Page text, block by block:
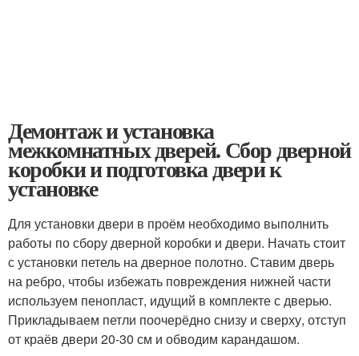
Демонтаж и установка
межкомнатных дверей. Сбор дверной
коробки и подготовка двери к
установке
Для установки двери в проём необходимо выполнить
работы по сбору дверной коробки и двери. Начать стоит
с установки петель на дверное полотно. Ставим дверь
на ребро, чтобы избежать повреждения нижней части
используем пенопласт, идущий в комплекте с дверью.
Прикладываем петли поочерёдно снизу и сверху, отступ
от краёв двери 20-30 см и обводим карандашом.